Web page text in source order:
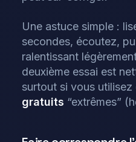
Une astuce simple :
secondes, écoutez,
ralentissant
deuxième essai est
surtout si vous utilisez
gratuits “extrêmes”